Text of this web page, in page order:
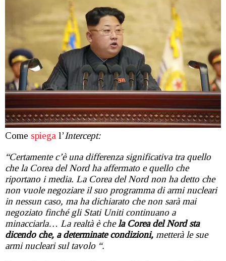
Come spiega l’Intercept:
“Certamente c’è una differenza significativa tra quello
che la Corea del Nord ha affermato e quello che
riportano i media. La Corea del Nord non ha detto che
non vuole negoziare il suo programma di armi nucleari
in nessun caso, ma ha dichiarato che non sarà mai
negoziato finché gli Stati Uniti continuano a
minacciarla… La realtà è chela Corea del Nord sta
dicendo che, a determinate condizioni, metterà le sue
armi nucleari sul tavolo “.